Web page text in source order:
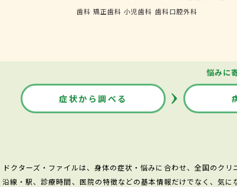
歯科 矯正歯科 小児歯科 歯科口腔外科
悩みに
症状から調べる
ドクターズ・ファイルは、身体の症状・悩みに合わせ、全国のク
線・駅、診療時間、医院の特徴などの基本情報だけでなく、気